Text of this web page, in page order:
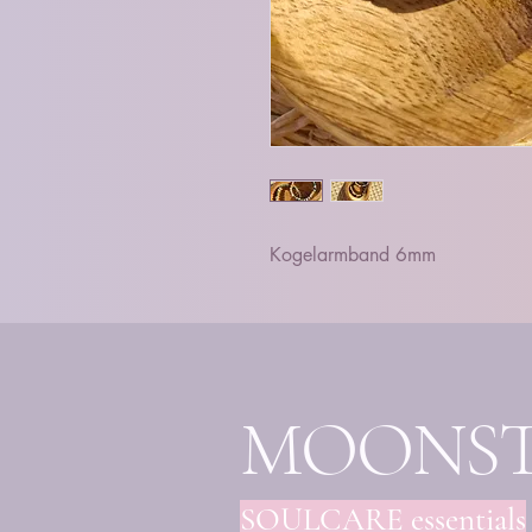
Kogelarmband 6mm
SOULCARE essentials